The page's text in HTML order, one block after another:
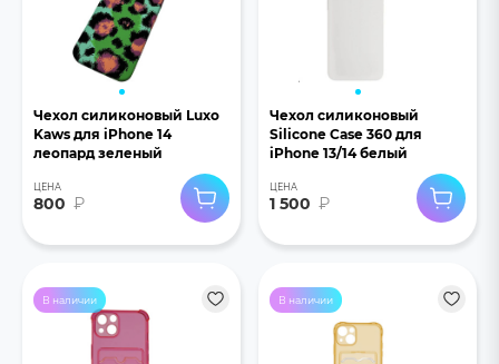
Чехол силиконовый Luxo
Kaws для iPhone 14
леопард зеленый
ЦЕНА
800 ₽
Чехол силиконовый
Silicone Case 360 для
iPhone 13/14 белый
ЦЕНА
1 500 ₽
В наличии В наличии